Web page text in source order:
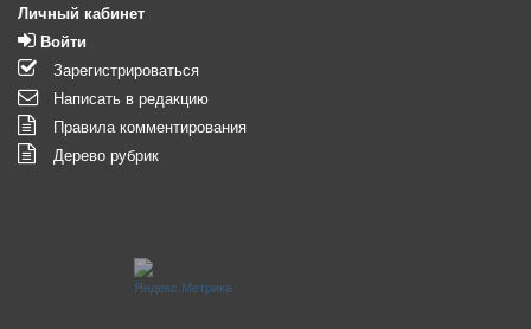
Личный кабинет
Войти
Зарегистрироваться
Написать в редакцию
Правила комментирования
Дерево рубрик